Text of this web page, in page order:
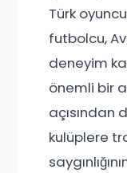
Türk
futbolcu,
deneyim
önemli bir
açısından
kulüplere